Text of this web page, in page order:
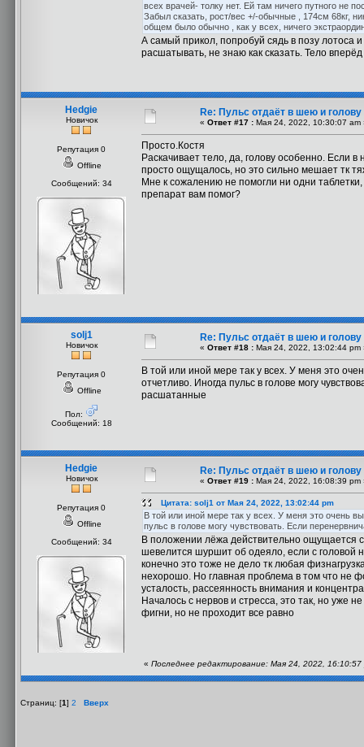
всех врачей- толку нет. Ей там ничего путного не
Забыл сказать, рост/вес +/-обычные , 174см 68кг,
общем было обычно , как у всех, ничего
А самый прикол, попробуй сядь в позу лотоса
расшатывать, не знаю как сказать. Тело вперёд
Hedgie
Новичок
Репутация 0
Offline
Сообщений: 34
Re: Пульс отдаёт в шею и голову
« Ответ #17 : Мая 24, 2022, 10:30:07 am
Просто.Костя
Раскачивает тело, да, голову особенно. Если
просто ощущалось, но это сильно мешает тк
Мне к сожалению не помогли ни одни
препарат вам помог?
solj1
Новичок
Репутация 0
Offline
Пол:
Сообщений: 18
Re: Пульс отдаёт в шею и голову
« Ответ #18 : Мая 24, 2022, 13:02:44 pm
В той или иной мере так у всех. У меня это
отчетливо. Иногда пульс в голове могу
расшатанные
Hedgie
Новичок
Репутация 0
Offline
Сообщений: 34
Re: Пульс отдаёт в шею и голову
« Ответ #19 : Мая 24, 2022, 16:08:39 pm
Цитата: solj1 от Мая 24, 2022, 13:02:44 pm
В той или иной мере так у всех. У меня это очень
пульс в голове могу чувствовать. Если
В положении лёжа действительно ощущается
шевелится шуршит об одеяло, если с головой
конечно это тоже не дело тк любая
нехорошо. Но главная проблема в том что не
усталость, рассеянность внимания и
Началось с нервов и стресса, это так, но уже
фигни, но не проходит все равно
« Последнее редактирование: Мая 24, 2022, 16:10:57
Страниц: [1] 2 Вверх